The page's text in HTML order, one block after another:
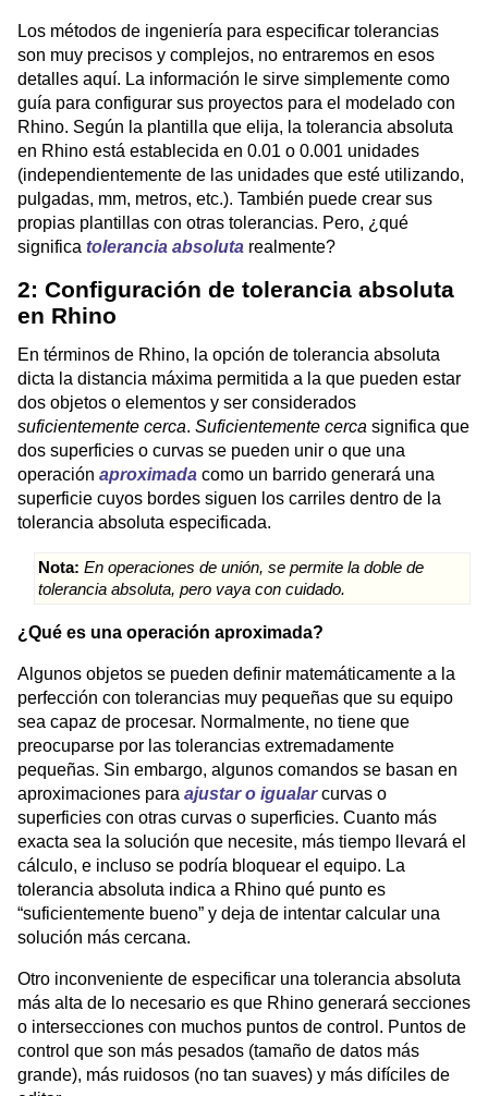
Los métodos de ingeniería para especificar tolerancias
son muy precisos y complejos, no entraremos en esos
detalles aquí. La información le sirve simplemente como
guía para configurar sus proyectos para el modelado con
Rhino. Según la plantilla que elija, la tolerancia absoluta
en Rhino está establecida en 0.01 o 0.001 unidades
(independientemente de las unidades que esté utilizando,
pulgadas, mm, metros, etc.). También puede crear sus
propias plantillas con otras tolerancias. Pero, ¿qué
significa tolerancia absoluta realmente?
2: Configuración de tolerancia absoluta
en Rhino
En términos de Rhino, la opción de tolerancia absoluta
dicta la distancia máxima permitida a la que pueden estar
dos objetos o elementos y ser considerados
suficientemente cerca. Suficientemente cerca significa que
dos superficies o curvas se pueden unir o que una
operación aproximada como un barrido generará una
superficie cuyos bordes siguen los carriles dentro de la
tolerancia absoluta especificada.
Nota: En operaciones de unión, se permite la doble de
tolerancia absoluta, pero vaya con cuidado.
¿Qué es una operación aproximada?
Algunos objetos se pueden definir matemáticamente a la
perfección con tolerancias muy pequeñas que su equipo
sea capaz de procesar. Normalmente, no tiene que
preocuparse por las tolerancias extremadamente
pequeñas. Sin embargo, algunos comandos se basan en
aproximaciones para ajustar o igualarcurvas o
superficies con otras curvas o superficies. Cuanto más
exacta sea la solución que necesite, más tiempo llevará el
cálculo, e incluso se podría bloquear el equipo. La
tolerancia absoluta indica a Rhino qué punto es
“suficientemente bueno” y deja de intentar calcular una
solución más cercana.
Otro inconveniente de especificar una tolerancia absoluta
más alta de lo necesario es que Rhino generará secciones
o intersecciones con muchos puntos de control. Puntos de
control que son más pesados ​​(tamaño de datos más
grande), más ruidosos (no tan suaves) y más difíciles de